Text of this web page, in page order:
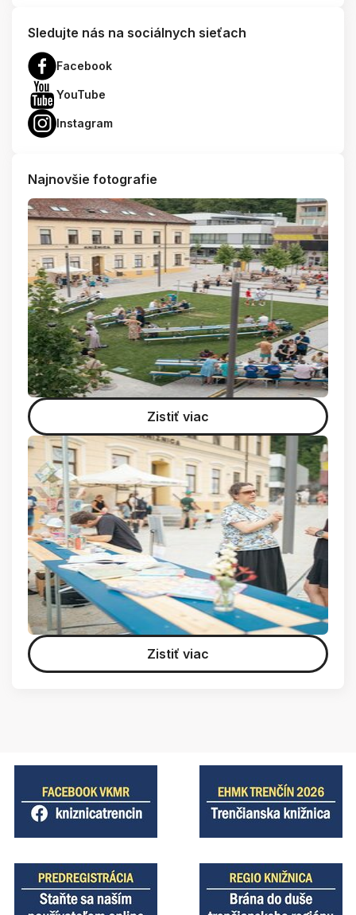
Sledujte nás na sociálnych sieťach
Facebook
YouTube
Instagram
Najnovšie fotografie
Zistiť viac
Zistiť viac